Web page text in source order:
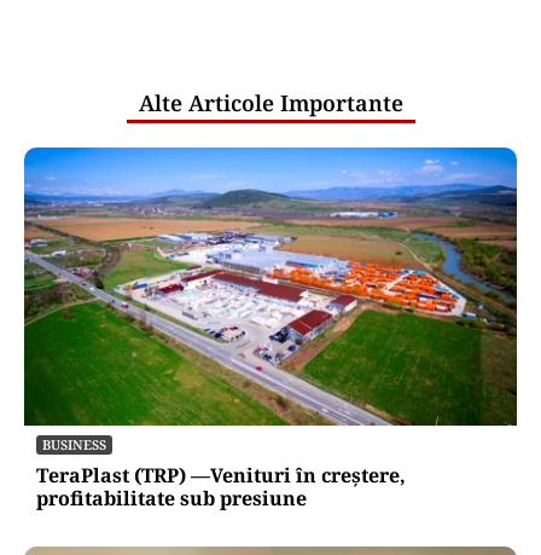
Alte Articole Importante
BUSINESS
TeraPlast (TRP) —Venituri în creștere,
profitabilitate sub presiune